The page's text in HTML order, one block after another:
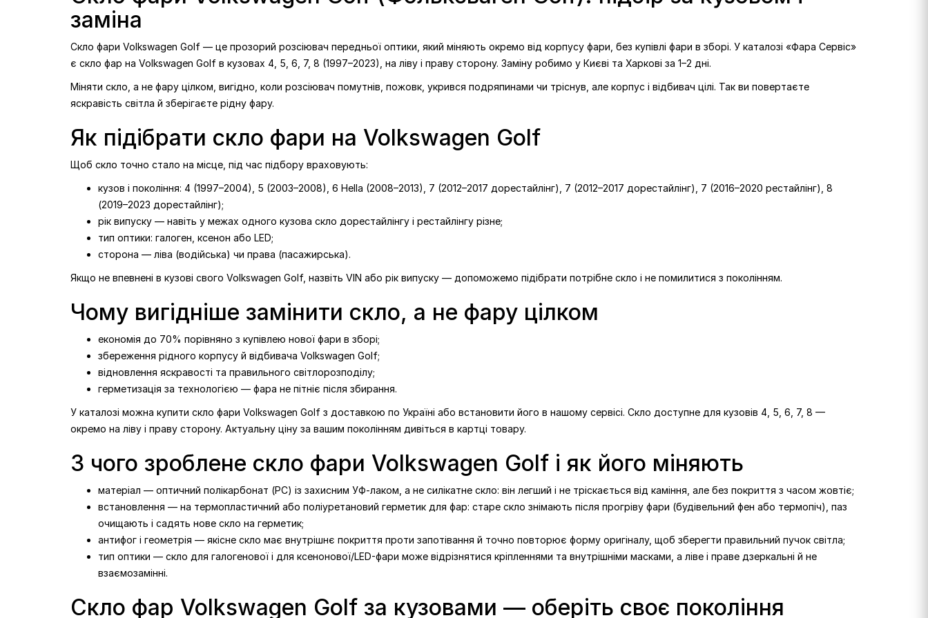
заміна
Скло фари Volkswagen Golf — це прозорий розсіювач передньої оптики, який міняють окремо від корпусу фари, без купівлі фари в зборі. У каталозі «Фара Сервіс»
є скло фар на Volkswagen Golf в кузовах 4, 5, 6, 7, 8 (1997–2023), на ліву і праву сторону. Заміну робимо у Києві та Харкові за 1–2 дні.
Міняти скло, а не фару цілком, вигідно, коли розсіювач помутнів, пожовк, укрився подряпинами чи тріснув, але корпус і відбивач цілі. Так ви повертаєте
яскравість світла й зберігаєте рідну фару.
Як підібрати скло фари на Volkswagen Golf
Щоб скло точно стало на місце, під час підбору враховують:
кузов і покоління: 4 (1997–2004), 5 (2003–2008), 6 Hella (2008–2013), 7 (2012–2017 дорестайлінг), 7 (2012–2017 дорестайлінг), 7 (2016–2020 рестайлінг), 8
(2019–2023 дорестайлінг);
рік випуску — навіть у межах одного кузова скло дорестайлінгу і рестайлінгу різне;
тип оптики: галоген, ксенон або LED;
сторона — ліва (водійська) чи права (пасажирська).
Якщо не впевнені в кузові свого Volkswagen Golf, назвіть VIN або рік випуску — допоможемо підібрати потрібне скло і не помилитися з поколінням.
Чому вигідніше замінити скло, а не фару цілком
економія до 70% порівняно з купівлею нової фари в зборі;
збереження рідного корпусу й відбивача Volkswagen Golf;
відновлення яскравості та правильного світлорозподілу;
герметизація за технологією — фара не пітніє після збирання.
У каталозі можна купити скло фари Volkswagen Golf з доставкою по Україні або встановити його в нашому сервісі. Скло доступне для кузовів 4, 5, 6, 7, 8 —
окремо на ліву і праву сторону. Актуальну ціну за вашим поколінням дивіться в картці товару.
З чого зроблене скло фари Volkswagen Golf і як його міняють
матеріал — оптичний полікарбонат (PC) із захисним УФ-лаком, а не силікатне скло: він легший і не тріскається від каміння, але без покриття з часом жовтіє;
встановлення — на термопластичний або поліуретановий герметик для фар: старе скло знімають після прогріву фари (будівельний фен або термопіч), паз
очищають і садять нове скло на герметик;
антифог і геометрія — якісне скло має внутрішнє покриття проти запотівання й точно повторює форму оригіналу, щоб зберегти правильний пучок світла;
тип оптики — скло для галогенової і для ксенонової/LED-фари може відрізнятися кріпленнями та внутрішніми масками, а ліве і праве дзеркальні й не
взаємозамінні.
Скло фар Volkswagen Golf за кузовами — оберіть своє покоління